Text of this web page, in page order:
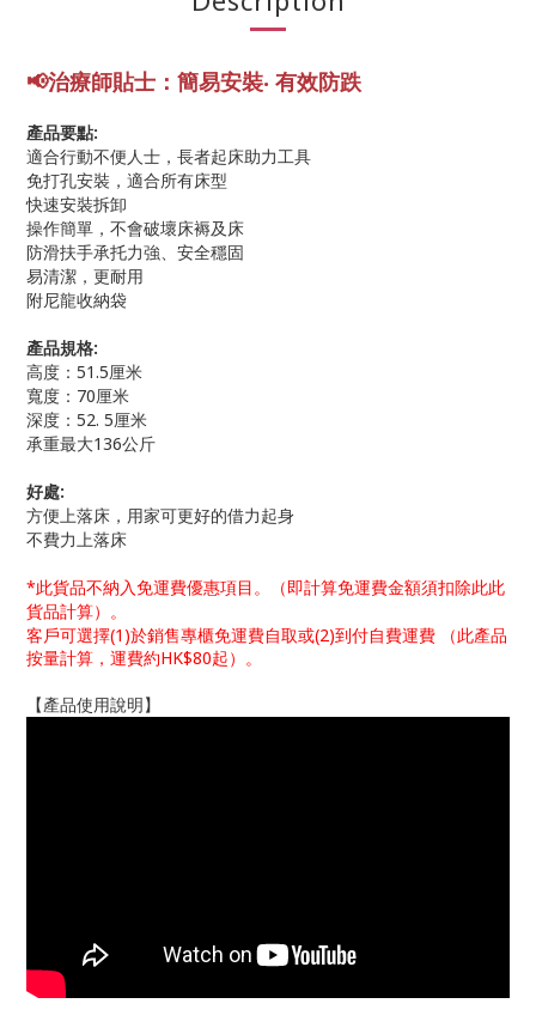
📢治療師貼士： 簡易安裝‧ 有效防跌
產品要點:
適合行動不便人士，長者起床助力工具
免打孔安裝，適合所有床型
快速安裝拆卸
操作簡單，不會破壞床褥及床
防滑扶手承托力強、安全穩固
易清潔，更耐用
附尼龍收納袋
產品規格:
高度：51.5厘米
寬度：70厘米
深度：52. 5厘米
承重最大136公斤
好處:
方便上落床，用家可更好的借力起身
不費力上落床
*此貨品不納入免運費優惠項目。（即計算免運費金額須扣除此此
貨品計算）。
客戶可選擇(1)於銷售專櫃免運費自取或(2)到付自費運費 （此產品
按量計算，運費約HK$80起）。
【產品使用說明】